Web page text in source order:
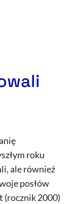
roku
ale również
posłów
(rocznik 2000)